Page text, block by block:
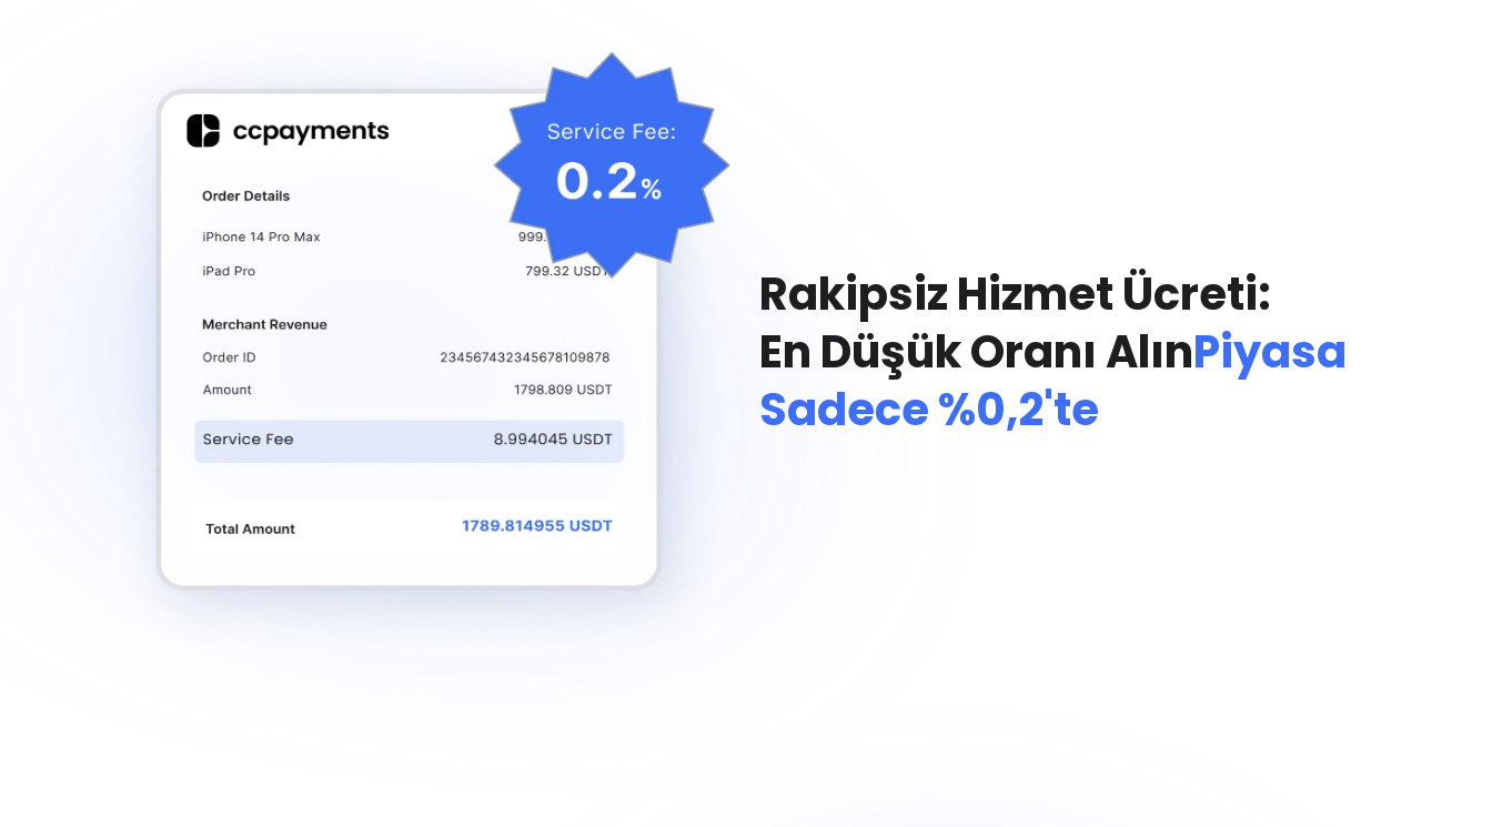
Rakipsiz Hizmet Ücreti:
En Düşük Oranı AlınPiyasa
Sadece %0,2'te